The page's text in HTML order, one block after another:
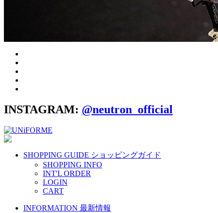
INSTAGRAM: @neutron_official
SHOPPING GUIDE ショッピングガイド
SHOPPING INFO
INT'L ORDER
LOGIN
CART
INFORMATION 最新情報